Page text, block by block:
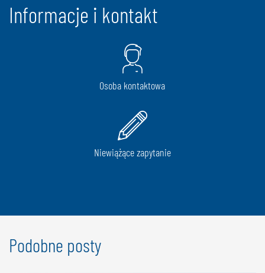
Informacje i kontakt
Osoba kontaktowa
Niewiążące zapytanie
Podobne posty